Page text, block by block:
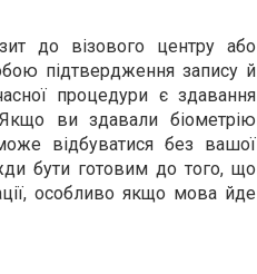
до візового центру або
підтвердження запису й
процедури є здавання
ви здавали біометрію
відбуватися без вашої
бути готовим до того, що
особливо якщо мова йде